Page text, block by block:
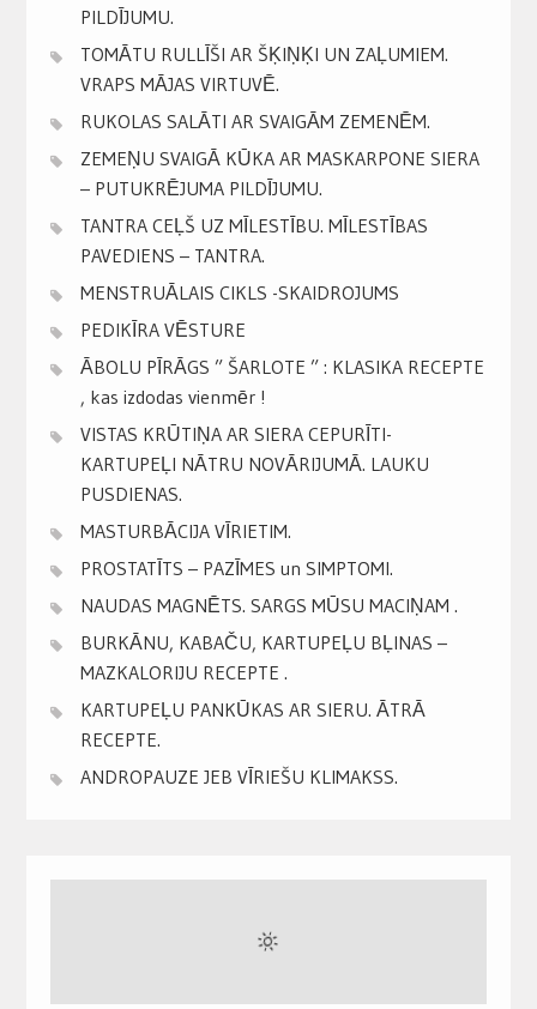
PILDĪJUMU.
TOMĀTU RULLĪŠI AR ŠĶIŅĶI UN ZAĻUMIEM.
VRAPS MĀJAS VIRTUVĒ.
RUKOLAS SALĀTI AR SVAIGĀM ZEMENĒM.
ZEMEŅU SVAIGĀ KŪKA AR MASKARPONE SIERA
– PUTUKRĒJUMA PILDĪJUMU.
TANTRA CEĻŠ UZ MĪLESTĪBU. MĪLESTĪBAS
PAVEDIENS – TANTRA.
MENSTRUĀLAIS CIKLS -SKAIDROJUMS
PEDIKĪRA VĒSTURE
ĀBOLU PĪRĀGS ” ŠARLOTE ” : KLASIKA RECEPTE
, kas izdodas vienmēr !
VISTAS KRŪTIŅA AR SIERA CEPURĪTI-
KARTUPEĻI NĀTRU NOVĀRIJUMĀ. LAUKU
PUSDIENAS.
MASTURBĀCIJA VĪRIETIM.
PROSTATĪTS – PAZĪMES un SIMPTOMI.
NAUDAS MAGNĒTS. SARGS MŪSU MACIŅAM .
BURKĀNU, KABAČU, KARTUPEĻU BĻINAS –
MAZKALORIJU RECEPTE .
KARTUPEĻU PANKŪKAS AR SIERU. ĀTRĀ
RECEPTE.
ANDROPAUZE JEB VĪRIEŠU KLIMAKSS.